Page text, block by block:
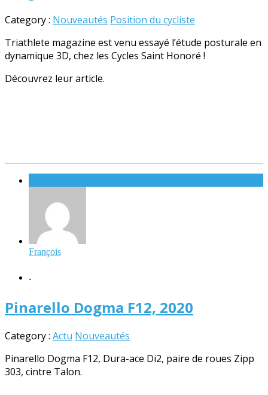
Category : Nouveautés Position du cycliste
Triathlete magazine est venu essayé l’étude posturale en
dynamique 3D, chez les Cycles Saint Honoré !
Découvrez leur article.
François
-
Pinarello Dogma F12, 2020
Category : Actu Nouveautés
Pinarello Dogma F12, Dura-ace Di2, paire de roues Zipp
303, cintre Talon.